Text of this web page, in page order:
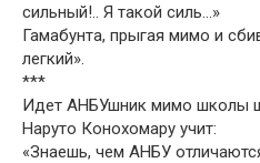
сильный!.. Я такой силь…»
Гамабунта, прыгая мимо и
легкий».
***
Идет АНБУшник мимо школы
Наруто Конохомару учит:
«Знаешь, чем АНБУ